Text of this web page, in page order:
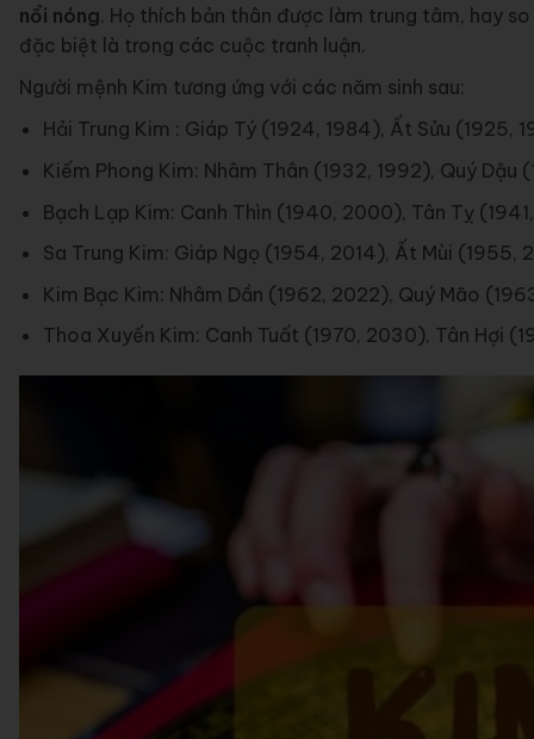
nổi nóng. Họ thích bản thân được làm trung tâm, hay
đặc biệt là trong các cuộc tranh luận.
Người mệnh Kim tương ứng với các năm sinh sau:
Hải Trung Kim : Giáp Tý (1924, 1984), Ất Sửu (1925,
Kiếm Phong Kim: Nhâm Thân (1932, 1992), Quý Dậu
Bạch Lạp Kim: Canh Thìn (1940, 2000), Tân Tỵ
Sa Trung Kim: Giáp Ngọ (1954, 2014), Ất Mùi (1955,
Kim Bạc Kim: Nhâm Dần (1962, 2022), Quý Mão
Thoa Xuyến Kim: Canh Tuất (1970, 2030), Tân Hợi